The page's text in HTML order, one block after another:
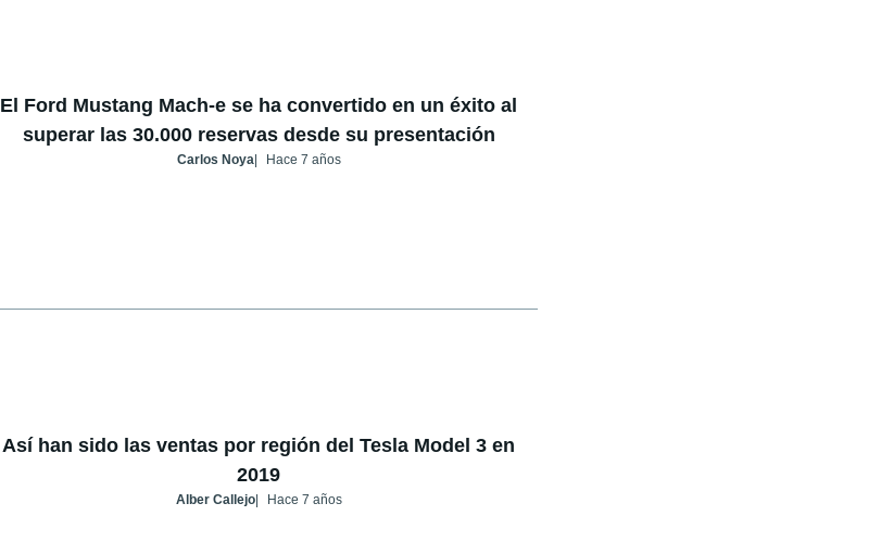
El Ford Mustang Mach-e se ha convertido en un éxito al
superar las 30.000 reservas desde su presentación
Carlos Noya Hace 7 años
Así han sido las ventas por región del Tesla Model 3 en
2019
Alber Callejo Hace 7 años